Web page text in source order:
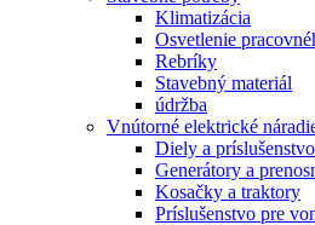
Klimatizácia
Osvetlenie
Rebríky
Stavebný materiál
údržba
Vnútorné elektrické
Diely a
Generátory a
Kosačky a traktory
Príslušenstvo pre